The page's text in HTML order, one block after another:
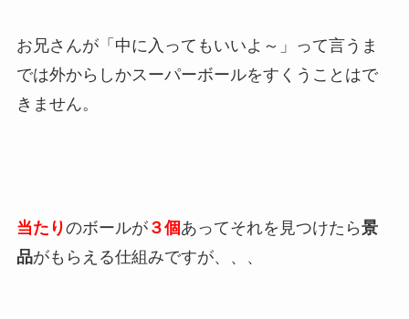
お兄さんが「中に入ってもいいよ～」って言うま
では外からしかスーパーボールをすくうことはで
きません。
当たりのボールが３個 あってそれを見つけたら景
品がもらえる仕組みですが、、、